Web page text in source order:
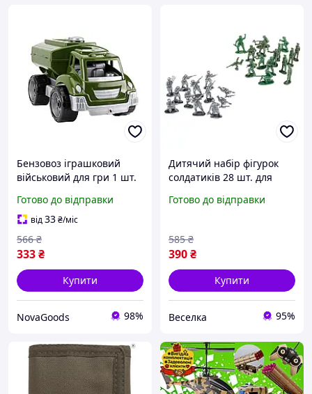
Бензовоз іграшковий
військовий для гри 1 шт.
Готово до відправки
від33₴/міс
333₴
566 ₴
Купити
NovaGoods 98%
Дитячий набір фігурок
солдатиків 28 шт. для
хлопчиків від 3 років
Готово до відправки
390₴
585 ₴
Купити
Веселка 95%